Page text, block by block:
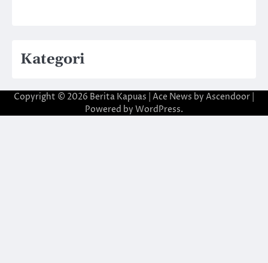
Kategori
Copyright © 2026 Berita Kapuas | Ace News by Ascendoor
Powered by WordPress.